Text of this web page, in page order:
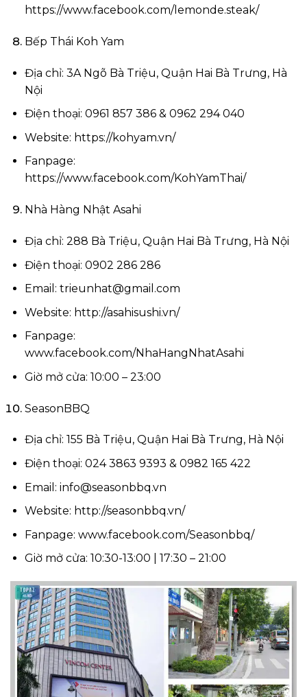
https://www.facebook.com/lemonde.steak/
Bếp Thái Koh Yam
Địa chỉ: 3A Ngõ Bà Triệu, Quận Hai Bà Trưng, Hà
Nội
Điện thoại: 0961 857 386 & 0962 294 040
Website: https://kohyam.vn/
Fanpage:
https://www.facebook.com/KohYamThai/
Nhà Hàng Nhật Asahi
Địa chỉ: 288 Bà Triệu, Quận Hai Bà Trưng, Hà Nội
Điện thoại: 0902 286 286
Email: trieunhat@gmail.com
Website: http://asahisushi.vn/
Fanpage:
www.facebook.com/NhaHangNhatAsahi
Giờ mở cửa: 10:00 – 23:00
SeasonBBQ
Địa chỉ: 155 Bà Triệu, Quận Hai Bà Trưng, Hà Nội
Điện thoại: 024 3863 9393 & 0982 165 422
Email: info@seasonbbq.vn
Website: http://seasonbbq.vn/
Fanpage: www.facebook.com/Seasonbbq/
Giờ mở cửa: 10:30-13:00 | 17:30 – 21:00